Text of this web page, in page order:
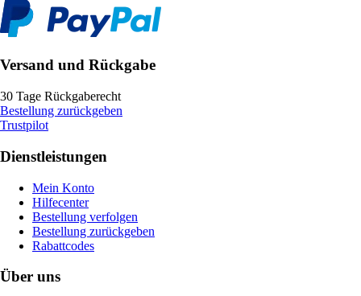
Versand und Rückgabe
30 Tage Rückgaberecht
Bestellung zurückgeben
Trustpilot
Dienstleistungen
Mein Konto
Hilfecenter
Bestellung verfolgen
Bestellung zurückgeben
Rabattcodes
Über uns